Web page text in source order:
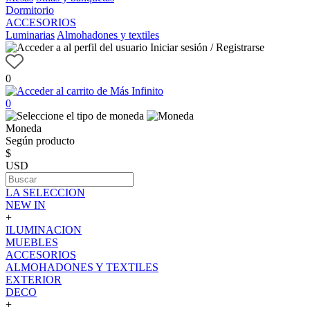
Dormitorio
ACCESORIOS
Luminarias Almohadones y textiles
Iniciar sesión / Registrarse
0
0
Moneda
Según producto
$
USD
LA SELECCION
NEW IN
+
ILUMINACION
MUEBLES
ACCESORIOS
ALMOHADONES Y TEXTILES
EXTERIOR
DECO
+